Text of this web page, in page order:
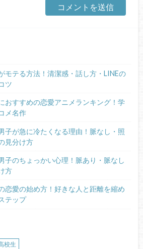
モテる方法！清潔感・話し方・LINEの
ツ
おすすめの恋愛アニメランキング！学
メ名作
子が急に冷たくなる理由！脈なし・照
見分け方
子のちょっかい心理！脈あり・脈なし
方
恋愛の始め方！好きな人と距離を縮め
テップ
校生